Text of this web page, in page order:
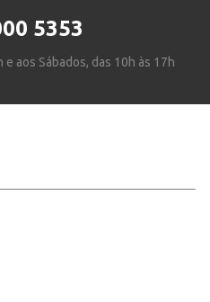
5353
e aos Sábados, das 10h às 17h